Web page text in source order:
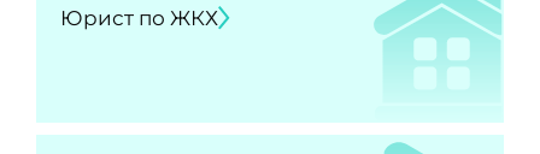
Юрист по ЖКХ